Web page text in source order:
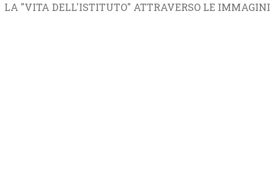
LA "VITA DELL'ISTITUTO" ATTRAVERSO LE IMMAGINI